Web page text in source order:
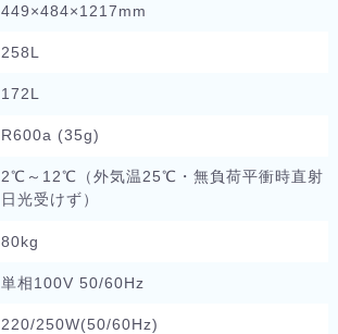
449×484×1217mm
258L
172L
R600a (35g)
2℃～12℃（外気温25℃・無負荷平衝時直射
日光受けず）
80kg
単相100V 50/60Hz
220/250W(50/60Hz)